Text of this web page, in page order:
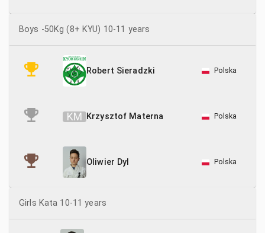
Boys -50Kg (8+ KYU) 10-11 years
Robert Sieradzki Polska
KM Krzysztof Materna Polska
Oliwier Dyl Polska
Girls Kata 10-11 years